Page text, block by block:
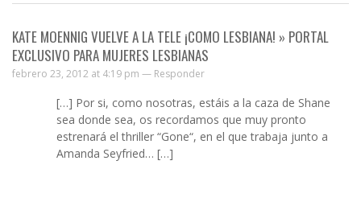
KATE MOENNIG VUELVE A LA TELE ¡COMO LESBIANA! » PORTAL
EXCLUSIVO PARA MUJERES LESBIANAS
febrero 23, 2012 at 4:19 pm — Responder
[…] Por si, como nosotras, estáis a la caza de Shane
sea donde sea, os recordamos que muy pronto
estrenará el thriller “Gone“, en el que trabaja junto a
Amanda Seyfried… […]